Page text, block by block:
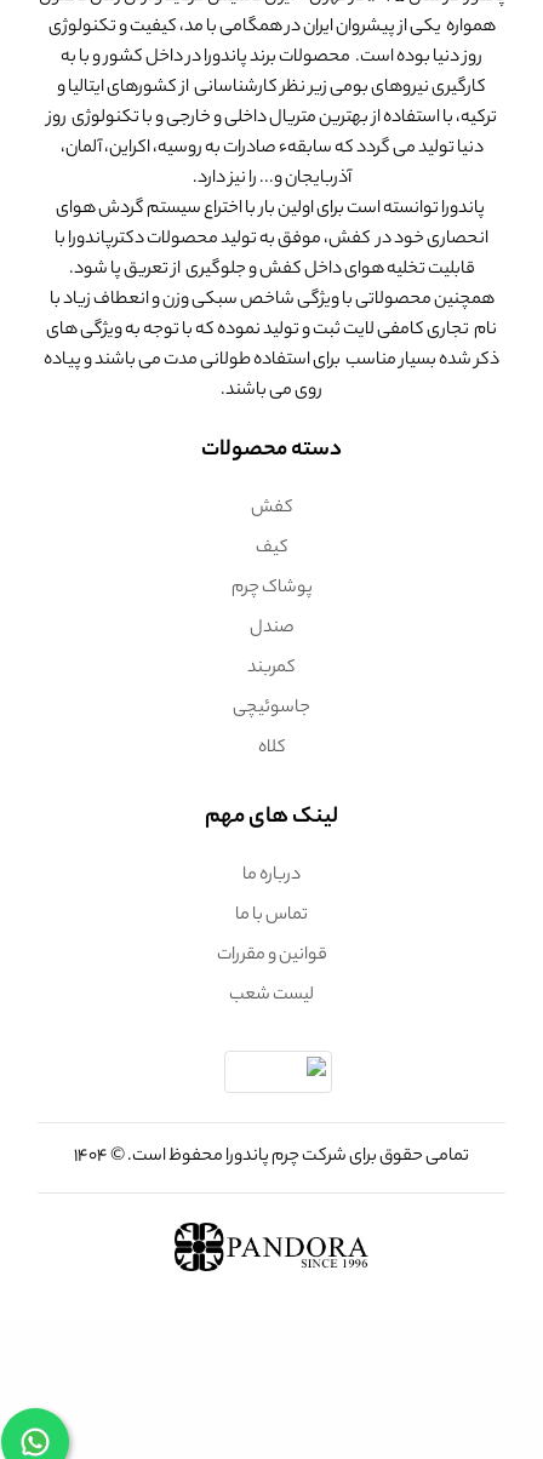
همواره یکی از پیشروان ایران در همگامی با مد، کیفیت و تکنولوژی
روز دنیا بوده است. محصولات برند پاندورا در داخل کشور و با به
کارگیری نیروهای بومی زیر نظر کارشناسانی از کشورهای ایتالیا و
ترکیه، با استفاده از بهترین متریال داخلی و خارجی و با تکنولوژی روز
دنیا تولید می گردد که سابقهء صادرات به روسیه، اکراین، آلمان،
آذربایجان و... را نیز دارد.
پاندورا توانسته است برای اولین بار با اختراع سیستم گردش هوای
انحصاری خود در کفش، موفق به تولید محصولات دکترپاندورا با
قابلیت تخلیه هوای داخل کفش و جلوگیری از تعریق پا شود.
همچنین محصولاتی با ویژگی شاخص سبکی وزن و انعطاف زیاد با
نام تجاری کامفی لایت ثبت و تولید نموده که با توجه به ویژگی های
ذکر شده بسیار مناسب برای استفاده طولانی مدت می باشند و پیاده
روی می باشند.
دسته محصولات
کفش
کیف
پوشاک چرم
صندل
کمربند
جاسوئیچی
کلاه
لینک های مهم
درباره ما
تماس با ما
قوانین و مقررات
لیست شعب
تمامی حقوق برای شرکت چرم پاندورا محفوظ است. © 1404